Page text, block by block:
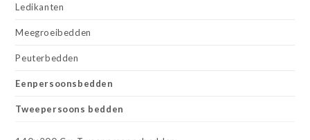
Ledikanten
Meegroeibedden
Peuterbedden
Eenpersoonsbedden
Tweepersoons bedden